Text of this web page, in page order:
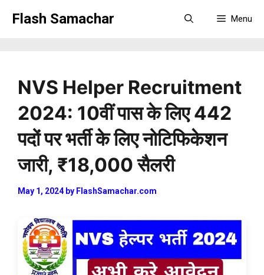
Flash Samachar Menu
NVS Helper Recruitment
2024: 10वीं पास के लिए 442
पदों पर भर्ती के लिए नोटिफिकेशन
जारी, ₹18,000 सैलरी
May 1, 2024 by FlashSamachar.com